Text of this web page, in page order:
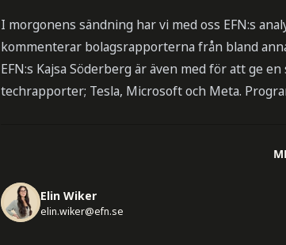
I morgonens sändning har vi med oss EFN:s
kommenterar bolagsrapporterna från bland
EFN:s Kajsa Söderberg är även med för att ge
techrapporter; Tesla, Microsoft och Meta.
Elin Wiker
elin.wiker@efn.se